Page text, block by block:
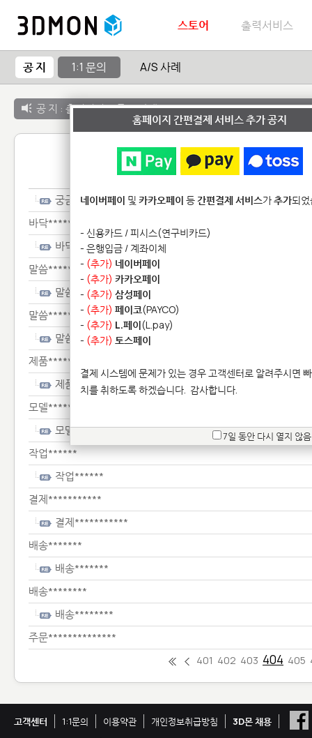
스토어 출력서비스
공 지 1:1 문의 A/S 사례
공 지 : 출력서비스 종료 안내
1:1 문
궁금********
바닥****************
바닥****************
말씀************************
말씀************************
말씀************************
말씀************************
제품********************************
제품********************************
모델**************
모델**************
작업******
작업******
결제***********
결제***********
배송*******
배송*******
배송********
배송********
주문**************
401 402 403 404 405
고객센터 1:1문의 이용약관 개인정보취급방침
3D몬 채용
홈페이지 간편결제 서비스 추가 공지
네이버페이 및 카카오페이 등간편결제 서비스가추가되
- 신용카드 / 피시스(연구비카드)
- 은행입금 / 계좌이체
- (추가) 네이버페이
- (추가) 카카오페이
- (추가) 삼성페이
- (추가) 페이코(PAYCO)
- (추가) L.페이(L.pay)
- (추가) 토스페이
결제 시스템에 문제가 있는 경우 고객센터로 알려주시면
치를 취하도록 하겠습니다. 감사합니다.
7일 동안 다시 열지 않음